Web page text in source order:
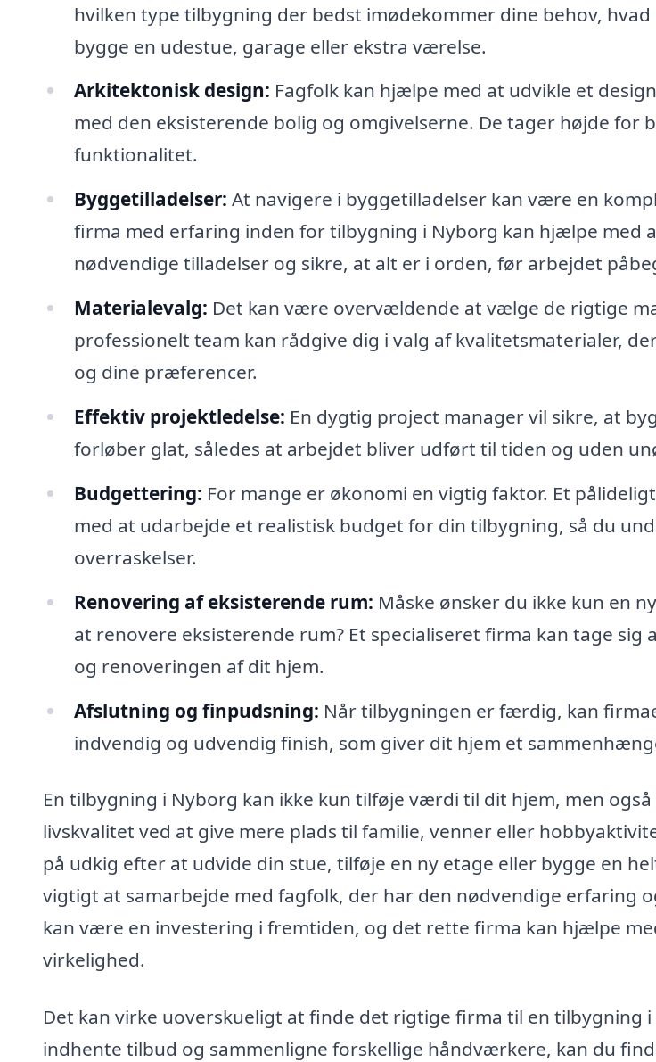
hvilken type tilbygning der bedst imødekommer dine behov,
bygge en udestue, garage eller ekstra værelse.
Arkitektonisk design: Fagfolk kan hjælpe med at udvikle et
med den eksisterende bolig og omgivelserne. De tager højde for
funktionalitet.
Byggetilladelser: At navigere i byggetilladelser kan være en
firma med erfaring inden for tilbygning i Nyborg kan hjælpe med
nødvendige tilladelser og sikre, at alt er i orden, før arbejdet
Materialevalg: Det kan være overvældende at vælge de rigtige
professionelt team kan rådgive dig i valg af kvalitetsmaterialer,
og dine præferencer.
Effektiv projektledelse: En dygtig project manager vil sikre, at
forløber glat, således at arbejdet bliver udført til tiden og uden
Budgettering: For mange er økonomi en vigtig faktor. Et
med at udarbejde et realistisk budget for din tilbygning, så du
overraskelser.
Renovering af eksisterende rum: Måske ønsker du ikke kun en
at renovere eksisterende rum? Et specialiseret firma kan tage sig
og renoveringen af dit hjem.
Afslutning og finpudsning: Når tilbygningen er færdig, kan
indvendig og udvendig finish, som giver dit hjem et
En tilbygning i Nyborg kan ikke kun tilføje værdi til dit hjem, men
livskvalitet ved at give mere plads til familie, venner eller
på udkig efter at udvide din stue, tilføje en ny etage eller bygge en
vigtigt at samarbejde med fagfolk, der har den nødvendige erfaring
kan være en investering i fremtiden, og det rette firma kan hjælpe
virkelighed.
Det kan virke uoverskueligt at finde det rigtige firma til en tilbygning
indhente tilbud og sammenligne forskellige håndværkere, kan du